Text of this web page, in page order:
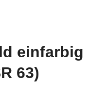
einfarbig
63)